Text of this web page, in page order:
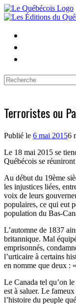
Skip
to
Search
Terroristes ou
Publié le 6 mai 20156
Le 18 mai 2015 se
Québécois se
Au début du 19ème
les injustices liées,
voix de leurs
populaires, ce qui eut
population du Bas-
L’automne de 1837
britannique. Mal
emprisonnés,
l’urticaire à certains
en nomme que deux :
Le Canada tel qu’on
est à saluer. Le
l’histoire du peuple